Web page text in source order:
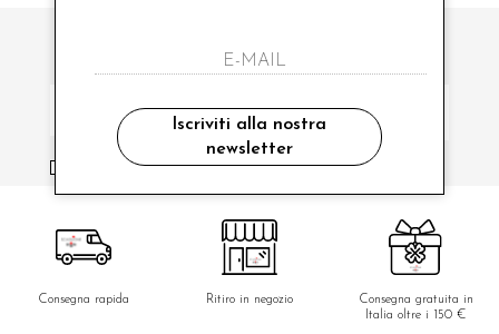
ISCRIVITI ALLA NOSTRA NEWSLETTER
ho letto ed accettato le condizioni sulla privacy.
Consegna rapida Ritiro in negozio
Consegna gratuita in
Italia oltre i 150 €
Iscriviti alla nostra
newsletter